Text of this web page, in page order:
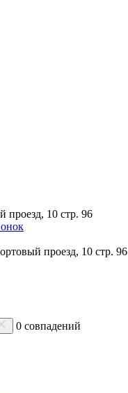
10 стр. 96
проезд, 10 стр. 96
0 совпадений